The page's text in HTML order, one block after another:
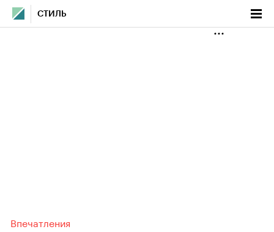
СТИЛЬ
Впечатления